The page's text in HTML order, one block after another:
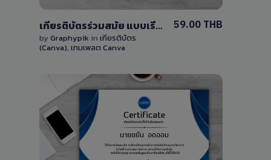
เกียรติบัตรร่วมสมัย แบบเรียบง่ายหรูหรา แก้ไขได้ด้วย Canva ฟรี
by Graphypik in เกียรติบัตร
(Canva), เทมเพลต Canva
59.00 THB
View Details
0 Sale